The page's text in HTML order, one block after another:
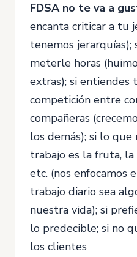
FDSA no te va a
encanta criticar a tu
tenemos jerarquías);
meterle horas
extras); si entiendes
competición entre
compañeras
los demás); si lo
trabajo es la fruta,
etc. (nos enfocamos
trabajo diario sea
nuestra vida); si
lo predecible; si no
los clientes